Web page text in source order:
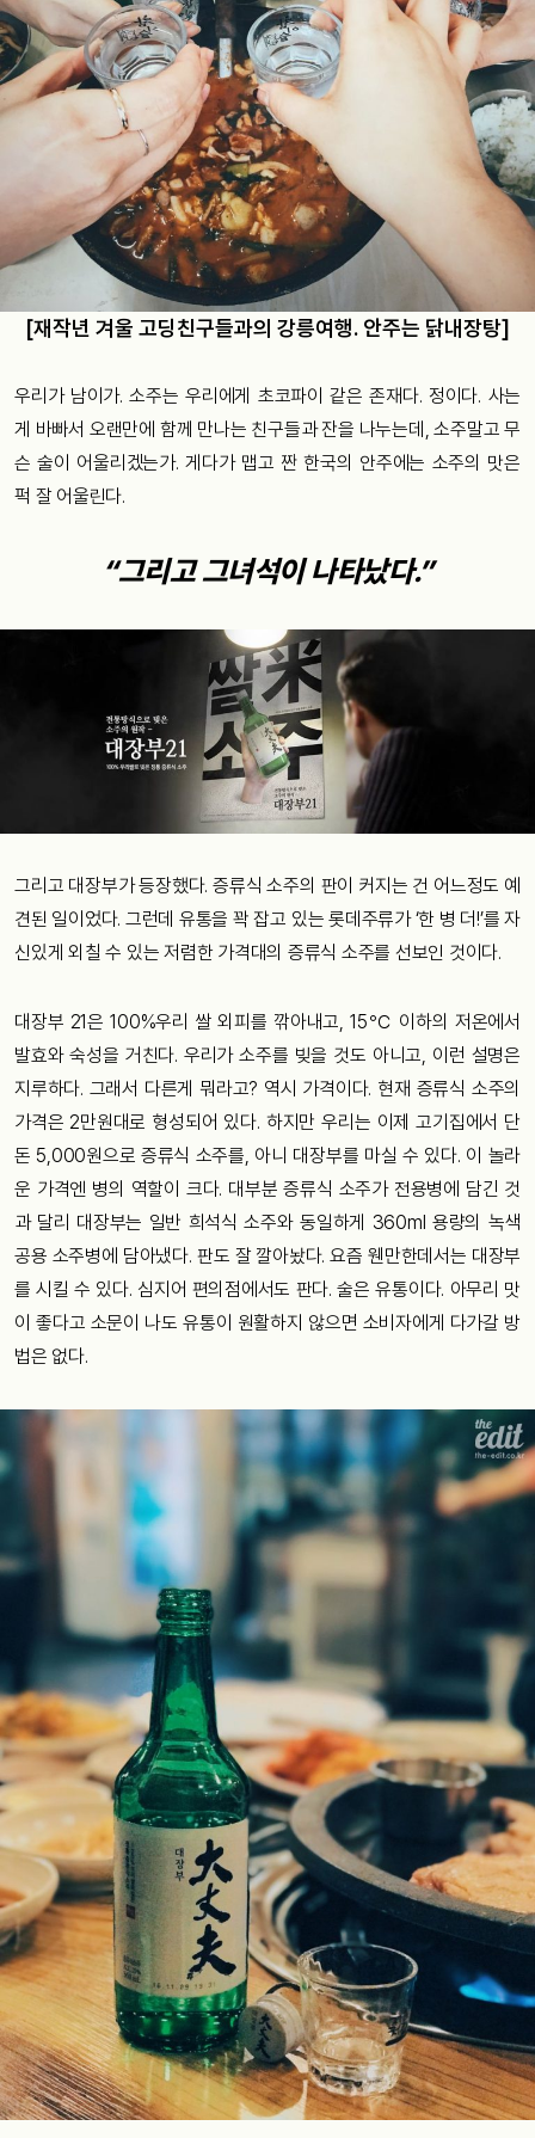
[재작년 겨울 고딩친구들과의 강릉여행. 안주는 닭내장탕]
우리가 남이가. 소주는 우리에게 초코파이 같은 존재다. 정이다. 사는
게 바빠서 오랜만에 함께 만나는 친구들과 잔을 나누는데, 소주말고 무
슨 술이 어울리겠는가. 게다가 맵고 짠 한국의 안주에는 소주의 맛은
퍽 잘 어울린다.
“그리고 그녀석이 나타났다.”
그리고 대장부가 등장했다. 증류식 소주의 판이 커지는 건 어느정도 예
견된 일이었다. 그런데 유통을 꽉 잡고 있는 롯데주류가 ‘한 병 더!’를 자
신있게 외칠 수 있는 저렴한 가격대의 증류식 소주를 선보인 것이다.
대장부 21은 100%우리 쌀 외피를 깎아내고, 15℃ 이하의 저온에서
발효와 숙성을 거친다. 우리가 소주를 빚을 것도 아니고, 이런 설명은
지루하다. 그래서 다른게 뭐라고? 역시 가격이다. 현재 증류식 소주의
가격은 2만원대로 형성되어 있다. 하지만 우리는 이제 고기집에서 단
돈 5,000원으로 증류식 소주를, 아니 대장부를 마실 수 있다. 이 놀라
운 가격엔 병의 역할이 크다. 대부분 증류식 소주가 전용병에 담긴 것
과 달리 대장부는 일반 희석식 소주와 동일하게 360ml 용량의 녹색
공용 소주병에 담아냈다. 판도 잘 깔아놨다. 요즘 웬만한데서는 대장부
를 시킬 수 있다. 심지어 편의점에서도 판다. 술은 유통이다. 아무리 맛
이 좋다고 소문이 나도 유통이 원활하지 않으면 소비자에게 다가갈 방
법은 없다.